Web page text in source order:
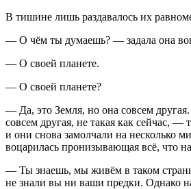
В тишине лишь раздавалось их
— О чём ты думаешь? — задала она
— О своей планете.
— О своей планете?
— Да, это Земля, но она совсем
совсем другая, не такая как сейчас, —
и они снова замолчали на несколько
воцарилась пронизывающая всё, что
— Ты знаешь, мы живём в таком
не знали вы ни ваши предки. Однако